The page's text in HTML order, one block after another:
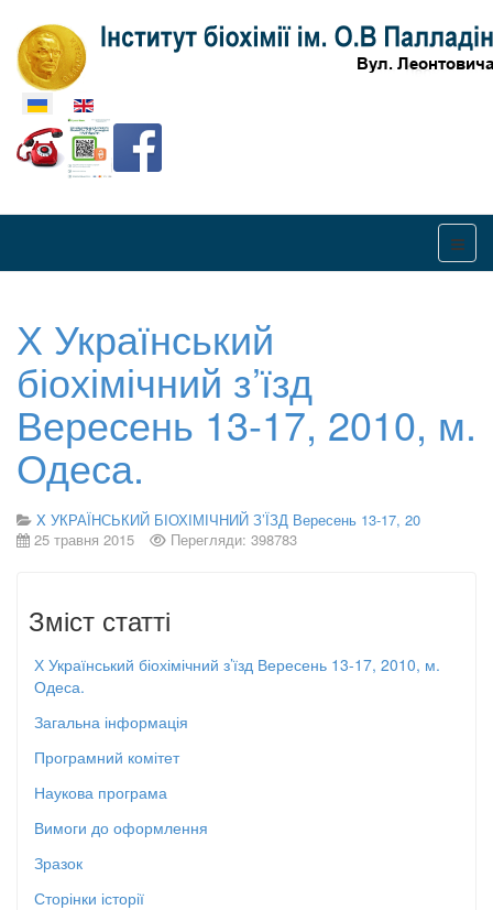
Оберіть свою мову
Х Український
біохімічний з’їзд
Вересень 13-17, 2010, м.
Одеса.
X УКРАЇНСЬКИЙ БІОХІМІЧНИЙ З’ЇЗД Вересень 13-17, 20
25 травня 2015
Перегляди: 398783
Зміст статті
Х Український біохімічний з’їзд Вересень 13-17, 2010, м.
Одеса.
Загальна інформація
Програмний комітет
Наукова програма
Вимоги до оформлення
Зразок
Сторінки історії